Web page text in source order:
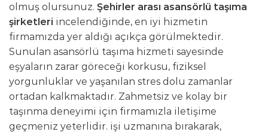
olmuş olursunuz. Şehirler arası asansörlü taşıma
şirketleri incelendiğinde, en iyi hizmetin
firmamızda yer aldığı açıkça görülmektedir.
Sunulan asansörlü taşıma hizmeti sayesinde
eşyaların zarar göreceği korkusu, fiziksel
yorgunluklar ve yaşanılan stres dolu zamanlar
ortadan kalkmaktadır. Zahmetsiz ve kolay bir
taşınma deneyimi için firmamızla iletişime
geçmeniz yeterlidir. işi uzmanına bırakarak,